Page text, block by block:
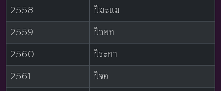
2558
ปีมะแม
2559
ปีวอก
2560
ปีระกา
2561
ปีจอ